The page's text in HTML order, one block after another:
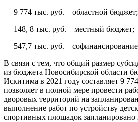
— 9 774 тыс. руб. – областной бюджет;
— 148, 8 тыс. руб. – местный бюджет;
— 547,7 тыс. руб. –
В связи с тем, что общий размер
из бюджета Новосибирской области
Искитима в 2021 году составляет 9
позволяет в полной мере провести
дворовых территорий на
выполнение работ по устройству
спортивных площадок запланировано